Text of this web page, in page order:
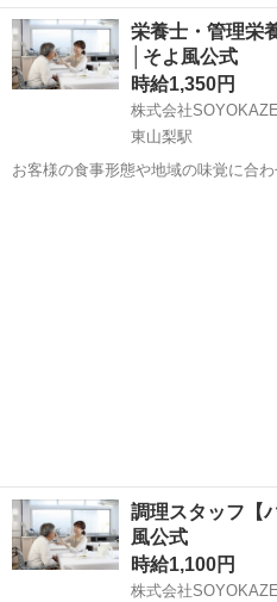
木/金 などから選べます [勤務地・最寄駅]： 山梨県甲府市朝気1丁目
14-1 甲府市立東小学校 株式会社
山梨 甲府市 その他
栄養士・管理栄
│そよ風公式
時給1,350円
株式会社SOYOKAZE
東山梨駅
お客様の食事形態や地域の味覚に合
調理スタッフ【
風公式
時給1,100円
株式会社SOYOKAZE